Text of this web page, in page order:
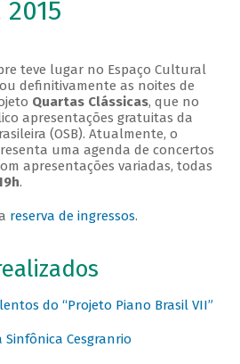
teve lugar no Espaço Cultural
definitivamente as noites de
Quartas Clássicas, que no
apresentações gratuitas da
(OSB). Atualmente, o
uma agenda de concertos
apresentações variadas, todas
.
reserva de ingressos.
do “Projeto Piano Brasil VII”
Sinfônica Cesgranrio